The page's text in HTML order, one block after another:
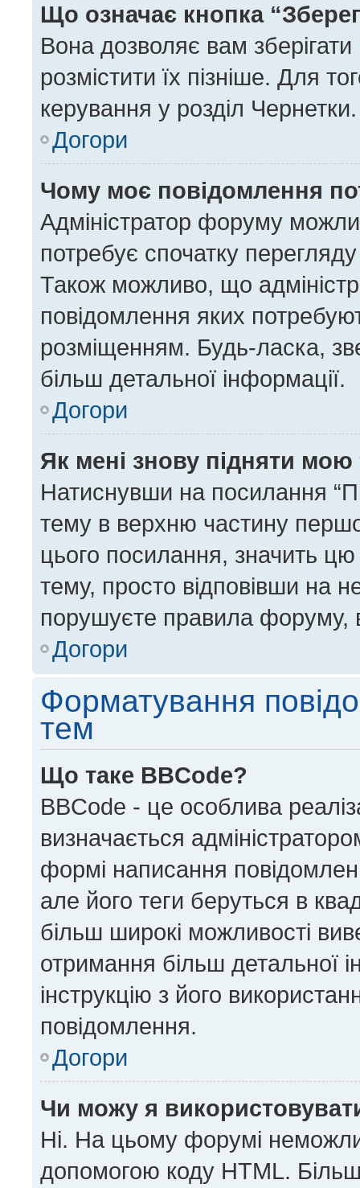
Що означає кнопка
Вона дозволяє вам
розмістити їх пізніше. Для
керування у розділ Чернетки.
Догори
Чому моє повідомлення
Адміністратор форуму
потребує спочатку
Також можливо, що
повідомлення яких
розміщенням. Будь-ласка,
більш детальної інформації.
Догори
Як мені знову підняти мою
Натиснувши на посилання
тему в верхню частину
цього посилання, значить
тему, просто відповівши на
порушуєте правила форуму,
Догори
Форматування
тем
Що таке BBCode?
BBCode - це особлива
визначається
формі написання
але його теги беруться в
більш широкі можливості
отримання більш детальної
інструкцію з його
повідомлення.
Догори
Чи можу я
Ні. На цьому форумі
допомогою коду HTML.